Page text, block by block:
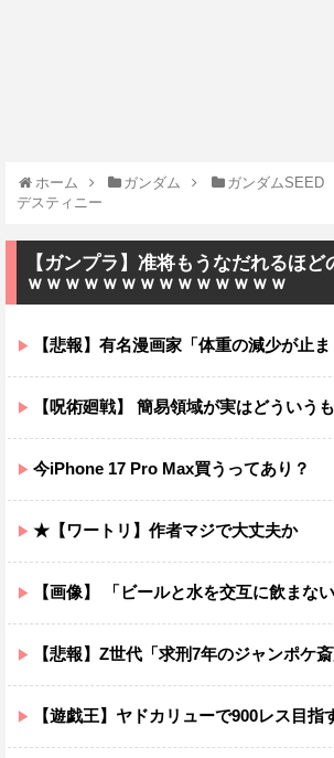
ホーム ガンダム ガンダムSEED
デスティニー
【ガンプラ】准将もうなだれるほど
ｗｗｗｗｗｗｗｗｗｗｗｗｗｗ
【悲報】有名漫画家「体重の減少が止まりません」
【呪術廻戦】 簡易領域が実はどういうもんなの
今iPhone 17 Pro Max買うってあり？
★【ワートリ】作者マジで大丈夫か
【画像】 「ビールと水を交互に飲まないと
【悲報】Z世代「求刑7年のジャンポケ斎藤は口封じに被害者殺した方が
【遊戯王】ヤドカリューで900レス目指